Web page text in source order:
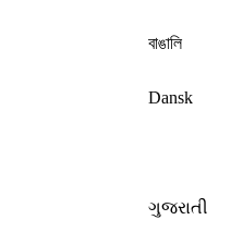
বাঙালি
Dansk
ગુજરાતી